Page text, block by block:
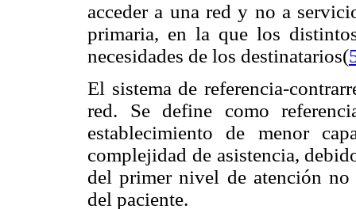
acceder a una red y no a
primaria, en la que los
necesidades de los destinatarios(
El sistema de referencia-
red. Se define como
establecimiento de menor
complejidad de asistencia,
del primer nivel de atención no
del paciente.